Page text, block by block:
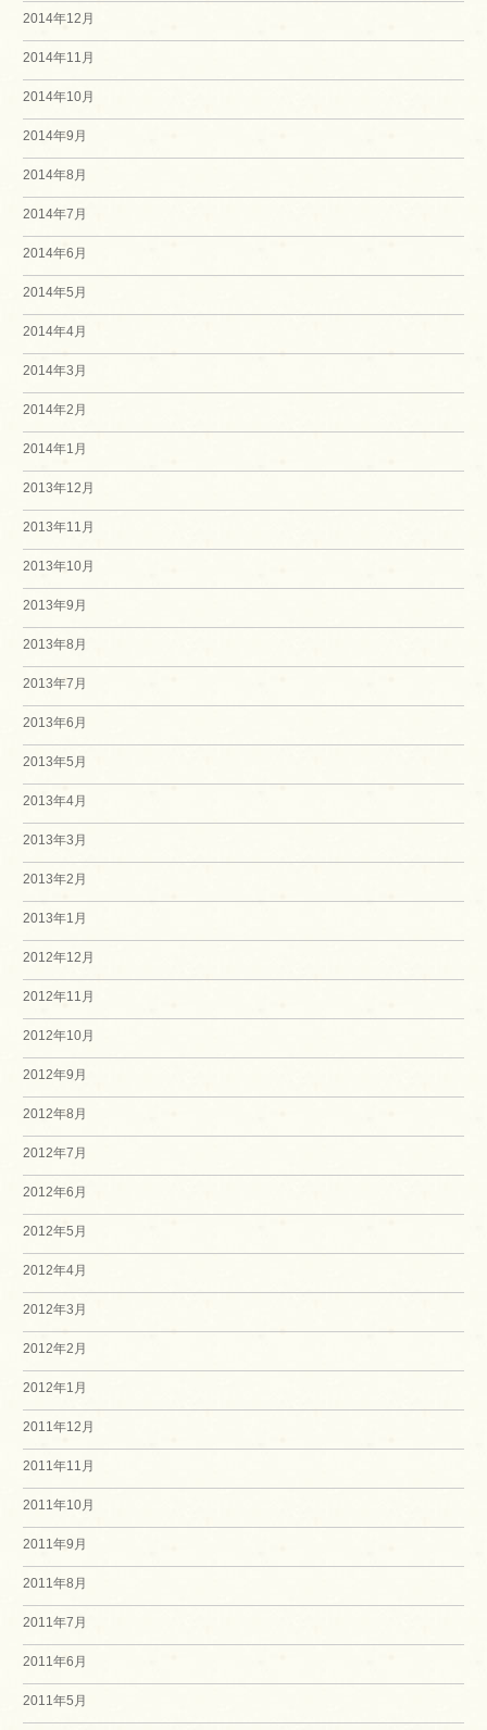
2014年12月
2014年11月
2014年10月
2014年9月
2014年8月
2014年7月
2014年6月
2014年5月
2014年4月
2014年3月
2014年2月
2014年1月
2013年12月
2013年11月
2013年10月
2013年9月
2013年8月
2013年7月
2013年6月
2013年5月
2013年4月
2013年3月
2013年2月
2013年1月
2012年12月
2012年11月
2012年10月
2012年9月
2012年8月
2012年7月
2012年6月
2012年5月
2012年4月
2012年3月
2012年2月
2012年1月
2011年12月
2011年11月
2011年10月
2011年9月
2011年8月
2011年7月
2011年6月
2011年5月